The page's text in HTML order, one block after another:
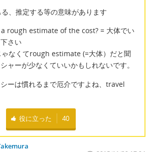
、推定する等の意味があります
rough estimate of the cost? = 大体でい
さい
なくてrough estimate (=大体）だと聞
ャーが少なくていいかもしれないです。
ーは慣れるまで厄介ですよね、travel
役に立った 40